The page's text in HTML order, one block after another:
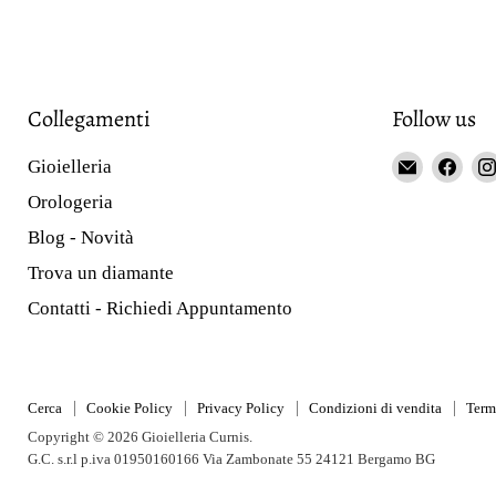
Collegamenti
Gioielleria
Orologeria
Blog - Novità
Trova un diamante
Contatti - Richiedi Appuntamento
Follow us
EmailFind
Cerca Cookie Policy Privacy Policy Condizioni di vendita
Copyright © 2026 Gioielleria Curnis.
G.C. s.r.l p.iva 01950160166 Via Zambonate 55 24121 Bergamo BG